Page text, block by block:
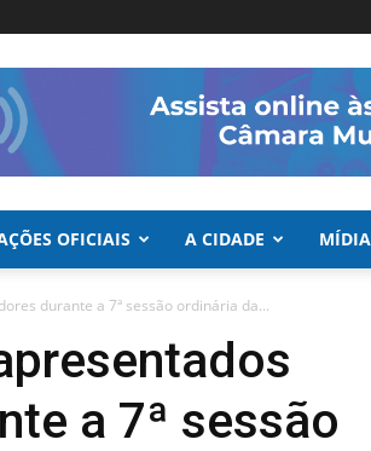
OFICIAIS A CIDADE MÍDIA
durante a 7ª sessão ordinária da...
a 7ª sessão